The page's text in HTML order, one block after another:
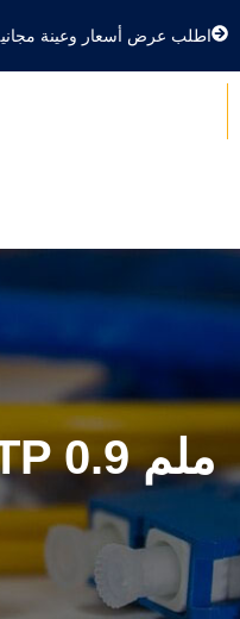
اطلب عرض أسعار وعينة
حزام MPO MTP 0.9 ملم